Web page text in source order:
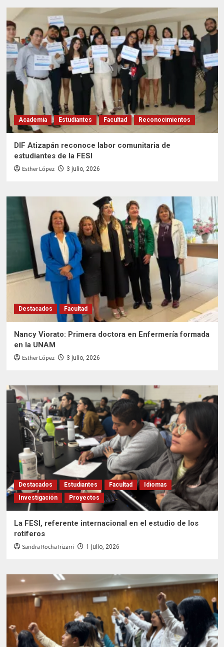
Academia Estudiantes Facultad Reconocimientos
DIF Atizapán reconoce labor comunitaria de
estudiantes de la FESI
Esther López 3 julio, 2026
Destacados Facultad
Nancy Viorato: Primera doctora en Enfermería formada
en la UNAM
Esther López 3 julio, 2026
Destacados Estudiantes Facultad
Idiomas
Investigación
Proyectos
La FESI, referente internacional en el estudio de los
rotíferos
Sandra Rocha Irizarri 1 julio, 2026